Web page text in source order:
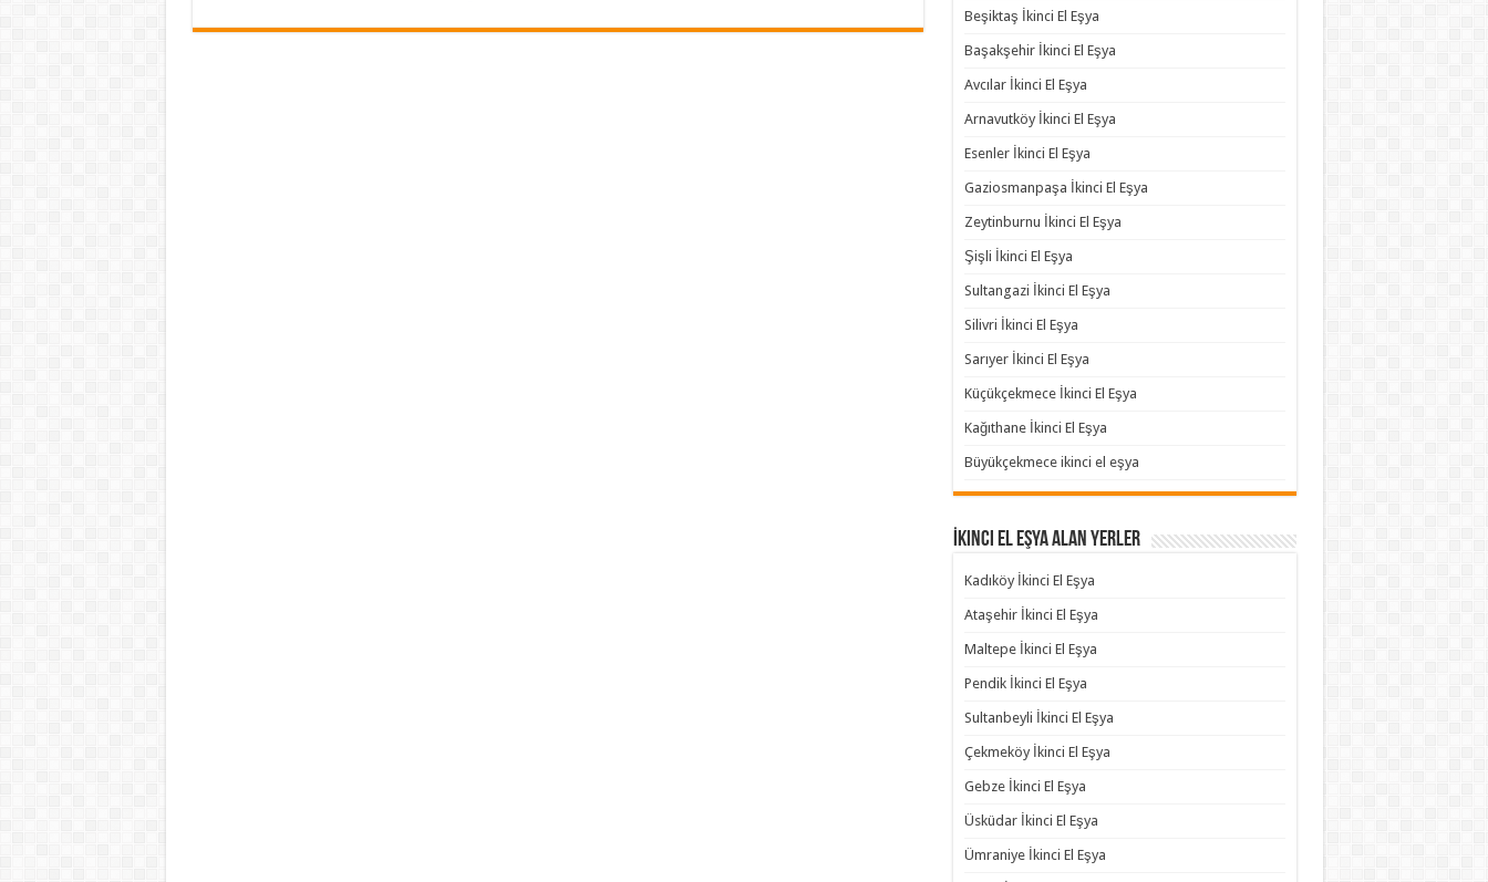
Beşiktaş İkinci El Eşya
Başakşehir İkinci El Eşya
Avcılar İkinci El Eşya
Arnavutköy İkinci El Eşya
Esenler İkinci El Eşya
Gaziosmanpaşa İkinci El Eşya
Zeytinburnu İkinci El Eşya
Şişli İkinci El Eşya
Sultangazi İkinci El Eşya
Silivri İkinci El Eşya
Sarıyer İkinci El Eşya
Küçükçekmece İkinci El Eşya
Kağıthane İkinci El Eşya
Büyükçekmece ikinci el eşya
İkinci El Eşya Alan Yerler
Kadıköy İkinci El Eşya
Ataşehir İkinci El Eşya
Maltepe İkinci El Eşya
Pendik İkinci El Eşya
Sultanbeyli İkinci El Eşya
Çekmeköy İkinci El Eşya
Gebze İkinci El Eşya
Üsküdar İkinci El Eşya
Ümraniye İkinci El Eşya